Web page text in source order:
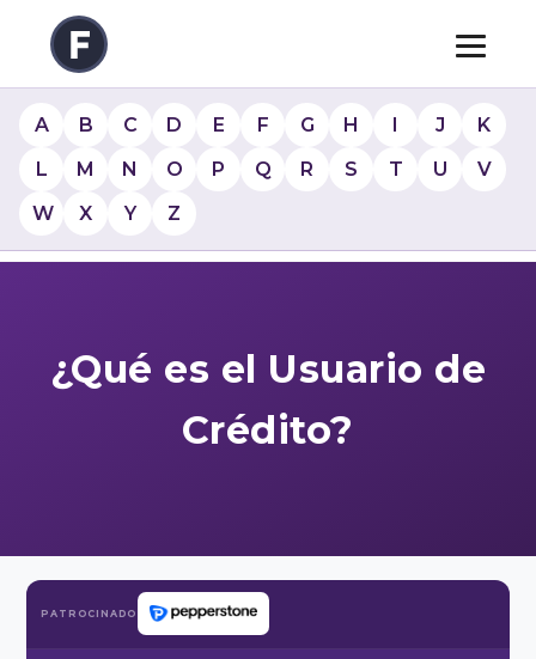
A B C D E F G H I J
K
L
M N O P Q R S T U
V
W
X Y Z
¿Qué es el Usuario de
Crédito?
PATROCINADO